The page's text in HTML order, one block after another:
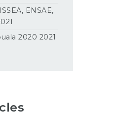
ENSAE,
2020 2021